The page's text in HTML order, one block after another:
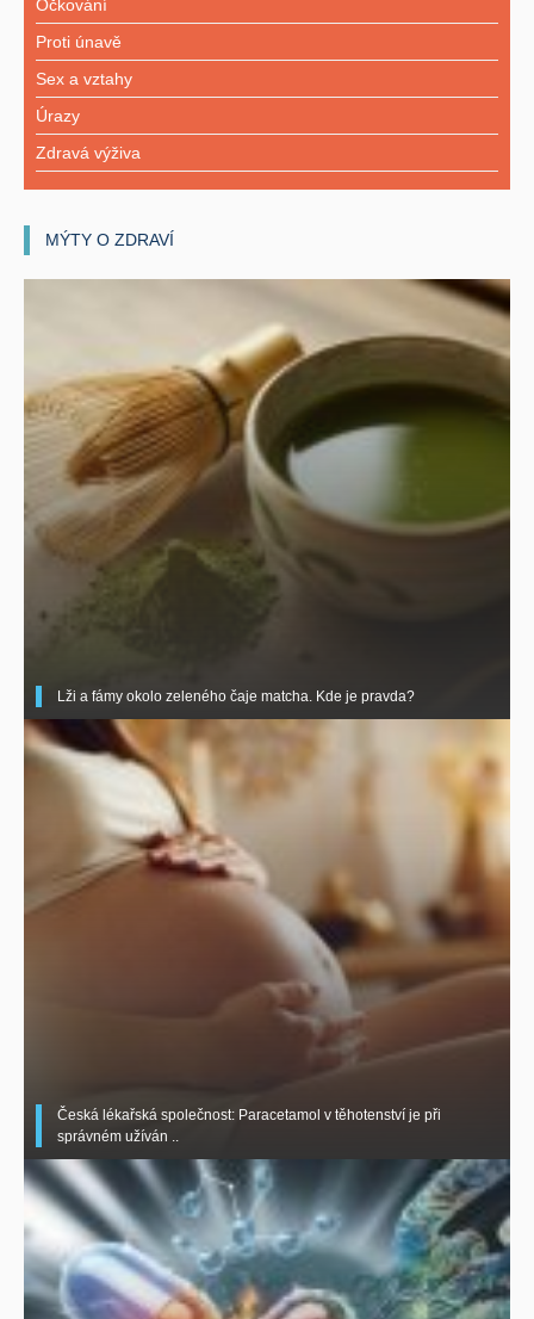
Očkování
Proti únavě
Sex a vztahy
Úrazy
Zdravá výživa
MÝTY O ZDRAVÍ
Lži a fámy okolo zeleného čaje matcha. Kde je pravda?
Česká lékařská společnost: Paracetamol v těhotenství je při
správném užíván ..